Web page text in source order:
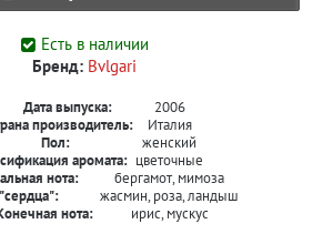
Есть в наличии
Бренд: Bvlgari
Дата выпуска:
2006
производитель:
Италия
Пол:
женский
аромата: цветочные
нота:
бергамот, мимоза
жасмин, роза, ландыш
нота:
ирис, мускус